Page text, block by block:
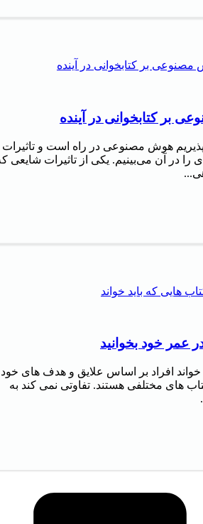
بر کتابخوانی در آینده
هوش مصنوعی در راه است و تاثیرات
را در آن می‌بینیم. یکی از تاثیرات شایعی
خواند افراد بر اساس علایق و هدف‌ های خود
های مختلفی هستند. تفاوتی نمی‌ کند به